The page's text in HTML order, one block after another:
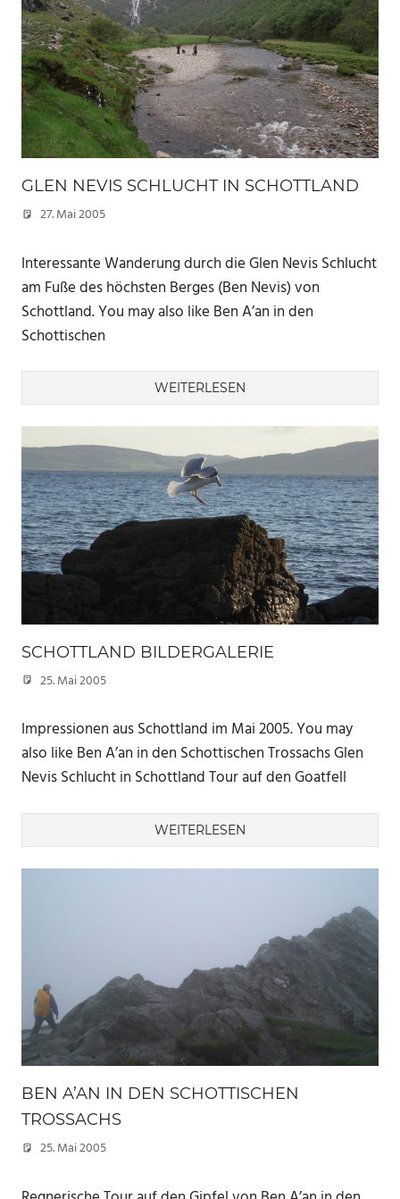
GLEN NEVIS SCHLUCHT IN SCHOTTLAND
27. Mai 2005
Interessante Wanderung durch die Glen Nevis Schlucht
am Fuße des höchsten Berges (Ben Nevis) von
Schottland. You may also like Ben A’an in den
Schottischen
WEITERLESEN
SCHOTTLAND BILDERGALERIE
25. Mai 2005
Impressionen aus Schottland im Mai 2005. You may
also like Ben A’an in den Schottischen Trossachs Glen
Nevis Schlucht in Schottland Tour auf den Goatfell
WEITERLESEN
BEN A’AN IN DEN SCHOTTISCHEN
TROSSACHS
25. Mai 2005